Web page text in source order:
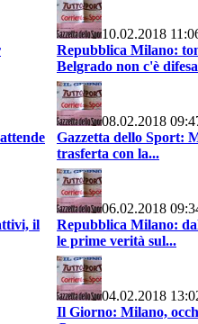
10.02.2018
Repubblica Milano:
Belgrado non c'è difesa
08.02.2018
Gazzetta dello Sport:
trasferta con la...
il
06.02.2018
Repubblica Milano:
le prime verità sul...
04.02.2018
Il Giorno: Milano,